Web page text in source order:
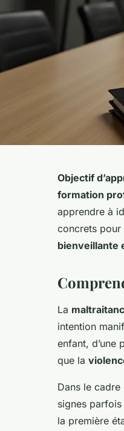
Objectif
formation
apprendre à
concrets pour
bienveillante
La
intention
enfant, d’une
que la
Dans le cadre
signes
la première